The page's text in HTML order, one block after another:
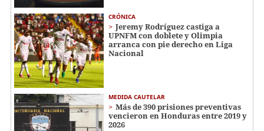
CRÓNICA
Jeremy Rodríguez castiga a
UPNFM con doblete y Olimpia
arranca con pie derecho en Liga
Nacional
MEDIDA CAUTELAR
Más de 390 prisiones preventivas
vencieron en Honduras entre 2019 y
2026